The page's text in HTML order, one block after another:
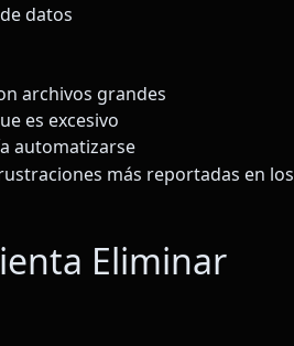
datos
archivos grandes
es excesivo
automatizarse
más reportadas en los
Eliminar